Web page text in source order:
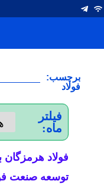
برچسب:
فولاد
فیلتر
ماه:
فولاد هرمزگان
توسعه صنعت